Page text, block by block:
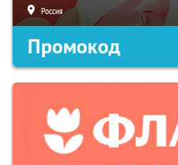
Россия
Промокод